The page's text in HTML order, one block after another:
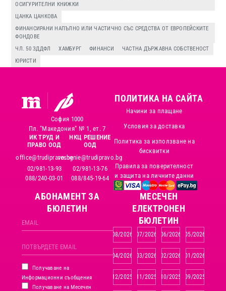
ОСИГУРИТЕЛНИ КНИЖКИ
ЦАНКА ЦАНКОВА
ФИНАНСИРАНИ НАПЪЛНО ИЛИ ЧАСТИЧНО СЪС СРЕДСТВА ОТ ЕВРОПЕЙСКИТЕ
ФОНДОВЕ
ЧЛ. 50 ЗДДФЛ
ХАМБУРГ ФИНАНСИ
ЧАСТНА ДЪРЖАВНА СОБСТВЕНОСТ
ЮРИСТИ
София 1000
Пл. "Македония" № 1, ет. 7
ИК ТРУД И
ПРАВО ООД
office@trudipravo.bg
02/981-13-93
088/240-03-01
НКЦ РЕШЕНИЕ
ООД
reshenie@trudipravo.bg
02/981-13-76
088/845-19-64
ПОЛИТИКА НА САЙТА
Начини за плащане
Условия за доставка
Политика за използване на
бисквитки
Правила за поверителност
и защита на личните данни
АБОНАМЕНТ ЗА
БЮЛЕТИН
Получаване на
Информационни съобщения
Получаване на Месечен
MЕСЕЧЕН
ЕЛЕКТРОНЕН
БЮЛЕТИН
08/2026 07/2026 06/2026 05/2026
04/2026 03/2026 02/2026 01/2026
12/2025 11/2025 10/2025 09/2025